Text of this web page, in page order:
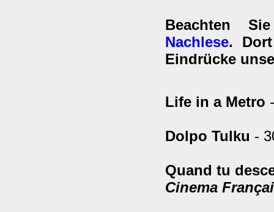
Beachten
Nachlese.
Eindrücke
Life in a Metro
Dolpo Tulku -
Quand tu
Cinema